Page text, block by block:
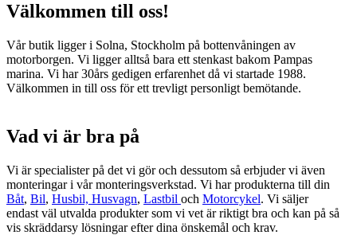
Välkommen till oss!
Vår butik ligger i Solna, Stockholm på bottenvåningen av
motorborgen. Vi ligger alltså bara ett stenkast bakom Pampas
marina. Vi har 30års gedigen erfarenhet då vi startade 1988.
Välkommen in till oss för ett trevligt personligt bemötande.
Vad vi är bra på
Vi är specialister på det vi gör och dessutom så erbjuder vi även
monteringar i vår monteringsverkstad. Vi har produkterna till din
Båt, Bil, Husbil, Husvagn, Lastbil och Motorcykel. Vi säljer
endast väl utvalda produkter som vi vet är riktigt bra och kan på så
vis skräddarsy lösningar efter dina önskemål och krav.